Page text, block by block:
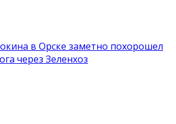
в Орске заметно похорошел
через Зеленхоз